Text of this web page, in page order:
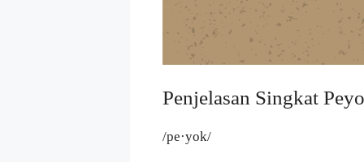
Penjelasan Singkat
/pe·yok/